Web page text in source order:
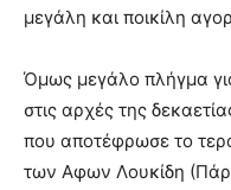
μεγάλη και ποικίλη
Όμως μεγάλο πλήγμα
στις αρχές της
που αποτέφρωσε το
των Αφων Λουκίδη